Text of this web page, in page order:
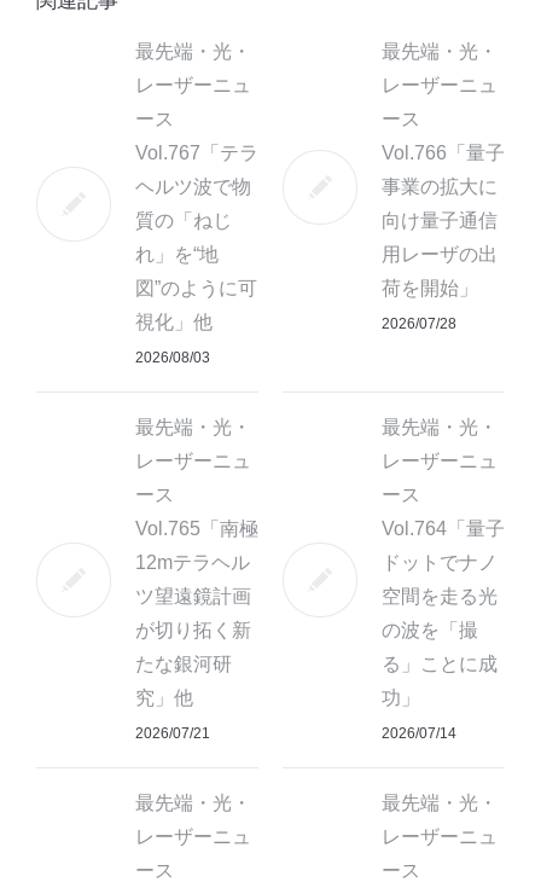
最先端・光・
レーザーニュ
ース
Vol.767「テラ
ヘルツ波で物
質の「ねじ
れ」を“地
図”のように可
視化」他
2026/08/03
最先端・光・
レーザーニュ
ース
Vol.766「量子
事業の拡大に
向け量子通信
用レーザの出
荷を開始」
2026/07/28
最先端・光・
レーザーニュ
ース
Vol.765「南極
12mテラヘル
ツ望遠鏡計画
が切り拓く新
たな銀河研
究」他
2026/07/21
最先端・光・
レーザーニュ
ース
Vol.764「量子
ドットでナノ
空間を走る光
の波を「撮
る」ことに成
功」
2026/07/14
最先端・光・
レーザーニュ
ース
最先端・光・
レーザーニュ
ース